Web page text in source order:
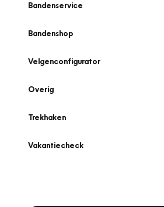
Bandenservice
Bandenshop
Velgenconfigurator
Overig
Trekhaken
Vakantiecheck